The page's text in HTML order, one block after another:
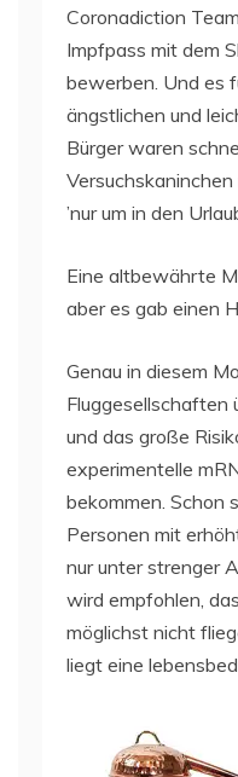
Coronadiction
Impfpass mit dem
bewerben. Und es
ängstlichen und
Bürger waren
Versuchskaninchen
’nur um in den
Eine altbewährte
aber es gab einen
Genau in diesem
Fluggesellschaften
und das große
experimentelle
bekommen. Schon
Personen mit
nur unter strenger
wird empfohlen,
möglichst nicht
liegt eine